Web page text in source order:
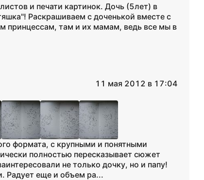
и печати картинок. Дочь (5лет) в
Раскрашиваем с доченькой вместе с
принцессам, там и их мамам, ведь все мы в
11 мая 2012 в 17:04
формата, с крупными и понятными
полностью пересказывает сюжет
не только дочку, но и папу!
Радует еще и объем ра...